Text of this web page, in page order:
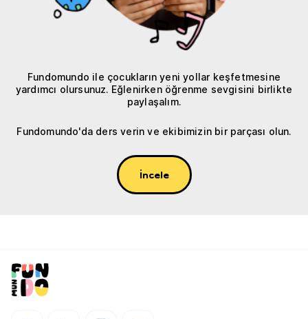
Fundomundo ile çocukların yeni yollar keşfetmesine
yardımcı olursunuz. Eğlenirken öğrenme sevgisini birlikte
paylaşalım.
Fundomundo'da ders verin ve ekibimizin bir parçası olun.
İncele